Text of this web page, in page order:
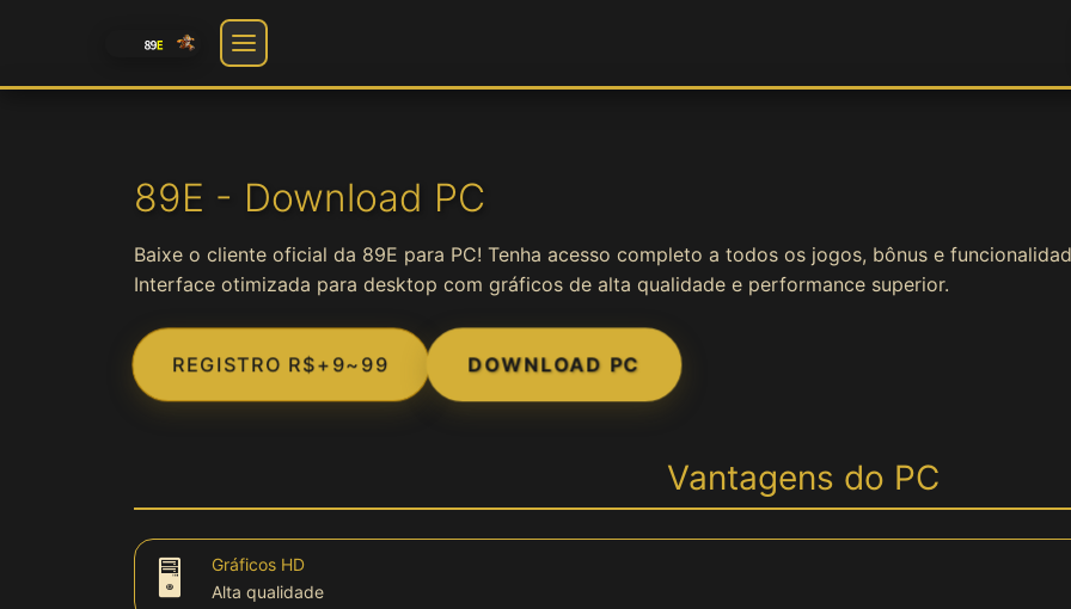
Slot
Cassino
Fortune
89E - Download PC
Baixe o cliente oficial da 89E para PC! Tenha acesso completo a todos os jogos, bônus e
Interface otimizada para desktop com gráficos de alta qualidade e performance superior.
REGISTRO R$+9~99 DOWNLOAD PC
Vantagens do PC
🖥️
Gráficos HD
Alta qualidade